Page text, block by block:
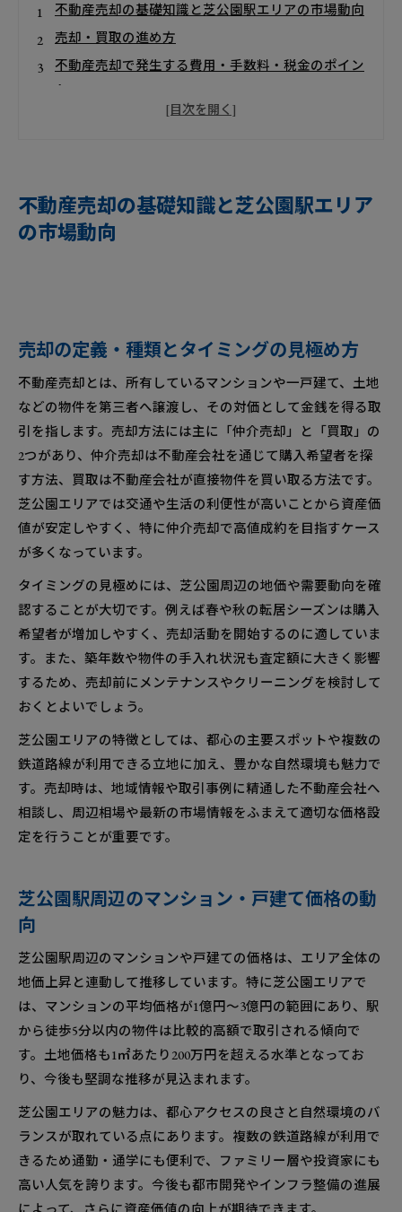
不動産売却の基礎知識と芝公園駅エリアの市場動向
売却・買取の進め方
不動産売却で発生する費用・手数料・税金のポイン
ト
信頼できる不動産会社を選ぶポイント
不動産売却を今すぐ始めるための査定依頼ガイド
将来展望と戦略アドバイス
これまでのおさらいとまとめ
関連エリア
対応地域
不動産売却の基礎知識と芝公園駅エリア
の市場動向
売却の定義・種類とタイミングの見極め方
不動産売却とは、所有しているマンションや一戸建て、土地
などの物件を第三者へ譲渡し、その対価として金銭を得る取
引を指します。売却方法には主に「仲介売却」と「買取」の
2つがあり、仲介売却は不動産会社を通じて購入希望者を探
す方法、買取は不動産会社が直接物件を買い取る方法です。
芝公園エリアでは交通や生活の利便性が高いことから資産価
値が安定しやすく、特に仲介売却で高値成約を目指すケース
が多くなっています。
タイミングの見極めには、芝公園周辺の地価や需要動向を確
認することが大切です。例えば春や秋の転居シーズンは購入
希望者が増加しやすく、売却活動を開始するのに適していま
す。また、築年数や物件の手入れ状況も査定額に大きく影響
するため、売却前にメンテナンスやクリーニングを検討して
おくとよいでしょう。
芝公園エリアの特徴としては、都心の主要スポットや複数の
鉄道路線が利用できる立地に加え、豊かな自然環境も魅力で
す。売却時は、地域情報や取引事例に精通した不動産会社へ
相談し、周辺相場や最新の市場情報をふまえて適切な価格設
定を行うことが重要です。
芝公園駅周辺のマンション・戸建て価格の動
向
芝公園駅周辺のマンションや戸建ての価格は、エリア全体の
地価上昇と連動して推移しています。特に芝公園エリアで
は、マンションの平均価格が1億円～3億円の範囲にあり、駅
から徒歩5分以内の物件は比較的高額で取引される傾向で
す。土地価格も1㎡あたり200万円を超える水準となってお
り、今後も堅調な推移が見込まれます。
芝公園エリアの魅力は、都心アクセスの良さと自然環境のバ
ランスが取れている点にあります。複数の鉄道路線が利用で
きるため通勤・通学にも便利で、ファミリー層や投資家にも
高い人気を誇ります。今後も都市開発やインフラ整備の進展